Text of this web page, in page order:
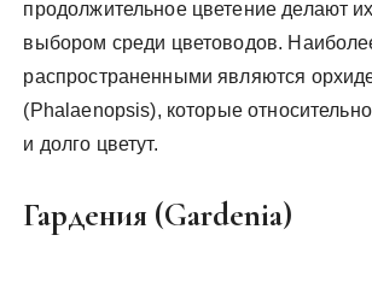
продолжительное цветение делают
выбором среди цветоводов.
распространенными являются
(Phalaenopsis), которые
и долго цветут.
Гардения (Gardenia)